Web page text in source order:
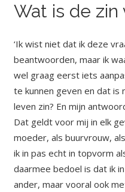
Wat is de zin
‘Ik wist niet dat ik deze
beantwoorden, maar ik
wel graag eerst iets
te kunnen geven en dat is
leven zin? En mijn
Dat geldt voor mij in elk
moeder, als buurvrouw,
ik in pas echt in topvorm
daarmee bedoel is dat ik
ander, maar vooral ook